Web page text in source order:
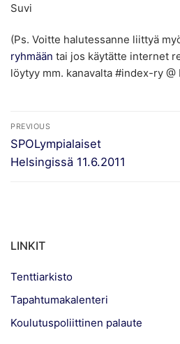
Suvi
(Ps. Voitte halutessanne liittyä
ryhmään tai jos käytätte internet
löytyy mm. kanavalta #index-ry @
Artikkelien
selaus
PREVIOUS
Previous
post:
SPOLympialaiset
Helsingissä 11.6.2011
LINKIT
Tenttiarkisto
Tapahtumakalenteri
Koulutuspoliittinen palaute